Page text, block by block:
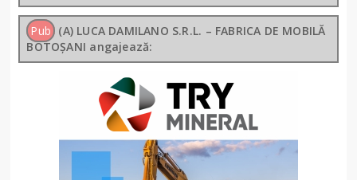
Pub (A) LUCA DAMILANO S.R.L. – FABRICA DE MOBILĂ
BOTOȘANI angajează: